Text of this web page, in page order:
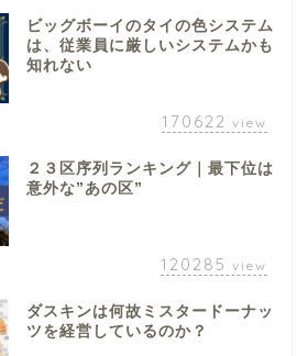
ビッグボーイのタイの色システム
は、従業員に厳しいシステムかも
知れない
170622 view
２３区序列ランキング｜最下位は
意外な”あの区”
120285 view
ダスキンは何故ミスタードーナッ
ツを経営しているのか？